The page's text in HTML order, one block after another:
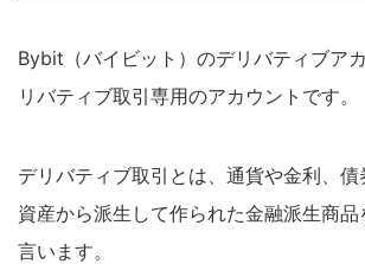
Bybit（バイビット）のデリバティブア
リバティブ取引専用のアカウントです。
デリバティブ取引とは、通貨や金利、
資産から派生して作られた金融派生商
言います。